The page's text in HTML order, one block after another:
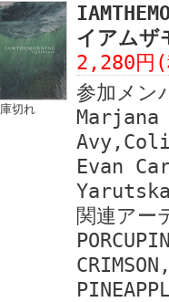
切れ
イアム
2,280円
参加メン
Evan
関連アー